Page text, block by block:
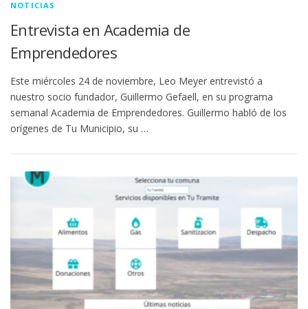
NOTICIAS
Entrevista en Academia de
Emprendedores
Este miércoles 24 de noviembre, Leo Meyer entrevistó a
nuestro socio fundador, Guillermo Gefaell, en su programa
semanal Academia de Emprendedores. Guillermo habló de los
orígenes de Tu Municipio, su …